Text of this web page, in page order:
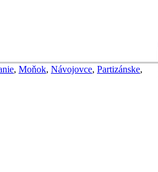
, Moňok, Návojovce, Partizánske,